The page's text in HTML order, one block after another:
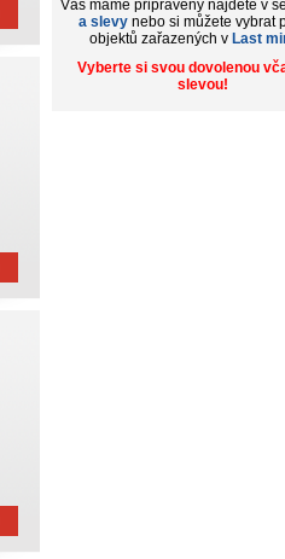
Vás máme připraveny najdete v
a slevy nebo si můžete vybrat
objektů zařazených v Last
Vyberte si svou dovolenou
slevou!